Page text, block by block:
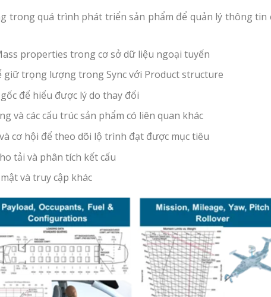
trong quá trình phát triển sản phẩm để quản lý thông tin
properties trong cơ sở dữ liệu ngoại tuyến
giữ trọng lượng trong Sync với Product structure
để hiểu được lý do thay đổi
và các cấu trúc sản phẩm có liên quan khác
cơ hội để theo dõi lộ trình đạt được mục tiêu
tải và phân tích kết cấu
và truy cập khác